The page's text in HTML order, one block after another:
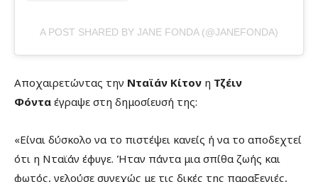
A POST SHARED BY JANE FONDA (@JANEFONDA)
Αποχαιρετώντας την Νταϊάν Κίτον η Τζέιν
Φόντα έγραψε στη δημοσίευσή της:
«Είναι δύσκολο να το πιστέψει κανείς ή να το αποδεχτεί
ότι η Νταϊάν έφυγε. Ήταν πάντα μια σπίθα ζωής και
φωτός, γελούσε συνεχώς με τις δικές της παραξενιές,